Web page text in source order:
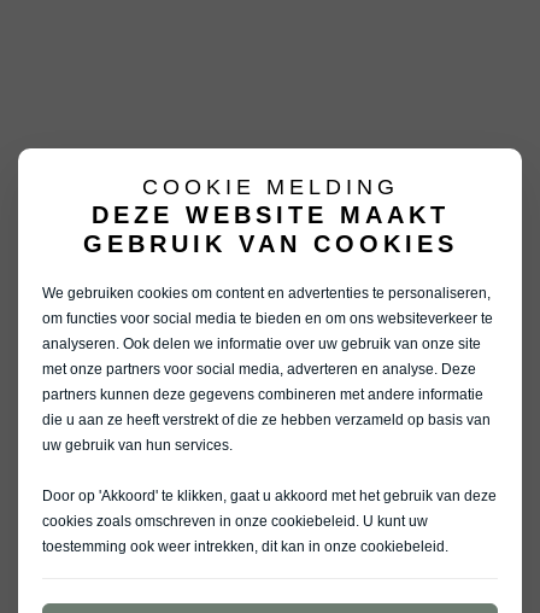
COOKIE MELDING
DEZE WEBSITE MAAKT
GEBRUIK VAN COOKIES
We gebruiken cookies om content en advertenties te personaliseren,
om functies voor social media te bieden en om ons websiteverkeer te
analyseren. Ook delen we informatie over uw gebruik van onze site
met onze partners voor social media, adverteren en analyse. Deze
partners kunnen deze gegevens combineren met andere informatie
die u aan ze heeft verstrekt of die ze hebben verzameld op basis van
uw gebruik van hun services.
Door op 'Akkoord' te klikken, gaat u akkoord met het gebruik van deze
cookies zoals omschreven in onze cookiebeleid . U kunt uw
toestemming ook weer intrekken, dit kan in onze cookiebeleid .